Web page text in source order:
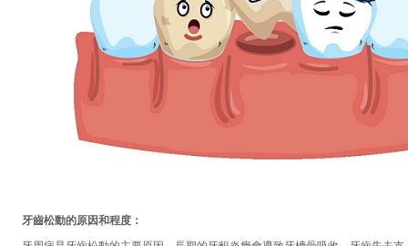
牙齒松動的原因和程度：